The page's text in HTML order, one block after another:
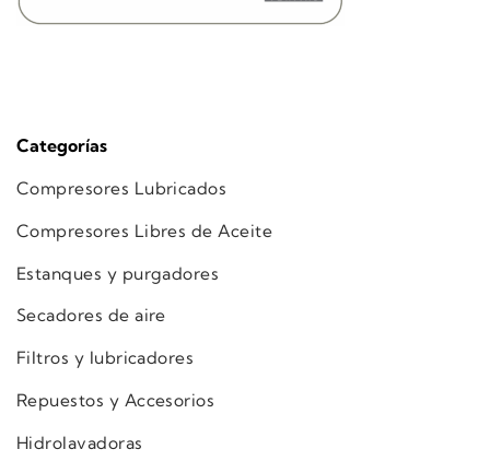
Categorías
Compresores Lubricados
Compresores Libres de Aceite
Estanques y purgadores
Secadores de aire
Filtros y lubricadores
Repuestos y Accesorios
Hidrolavadoras